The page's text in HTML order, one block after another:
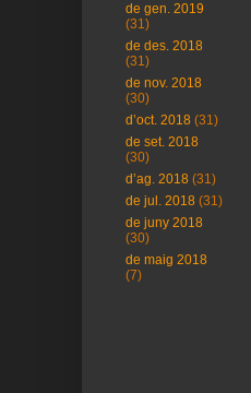
de gen. 2019
(31)
de des. 2018
(31)
de nov. 2018
(30)
d’oct. 2018 (31)
de set. 2018
(30)
d’ag. 2018 (31)
de jul. 2018 (31)
de juny 2018
(30)
de maig 2018
(7)